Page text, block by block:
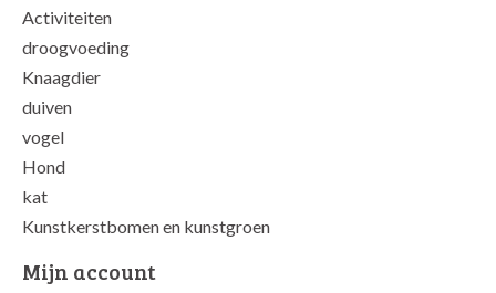
Activiteiten
droogvoeding
Knaagdier
duiven
vogel
Hond
kat
Kunstkerstbomen en kunstgroen
Mijn account